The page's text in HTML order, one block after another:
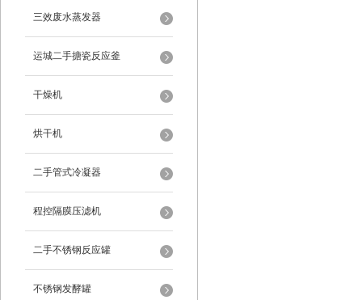
三效废水蒸发器
运城二手搪瓷反应釜
干燥机
烘干机
二手管式冷凝器
程控隔膜压滤机
二手不锈钢反应罐
不锈钢发酵罐